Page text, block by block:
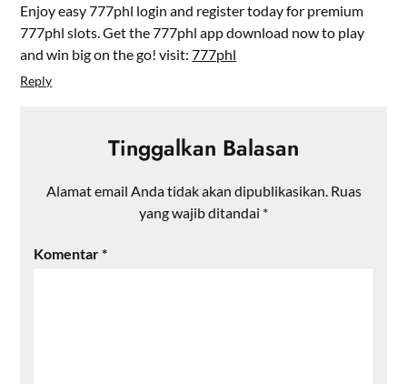
Enjoy easy 777phl login and register today for premium
777phl slots. Get the 777phl app download now to play
and win big on the go! visit:777phl
Reply
Tinggalkan Balasan
Alamat email Anda tidak akan dipublikasikan. Ruas
yang wajib ditandai *
Komentar*